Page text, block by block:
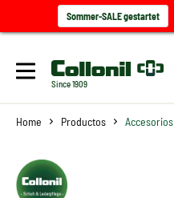
Sommer-SALE gestartet
Since 1909
Home Productos Accesorios